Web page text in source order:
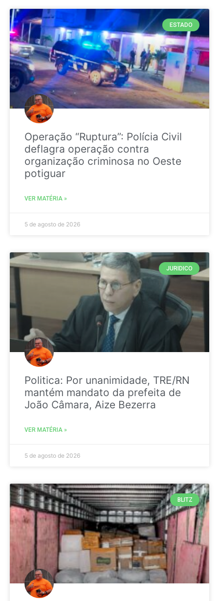
ESTADO
Operação “Ruptura”: Polícia Civil
deflagra operação contra
organização criminosa no Oeste
potiguar
VER MATÉRIA »
5 de agosto de 2026
JURIDICO
Politica: Por unanimidade, TRE/RN
mantém mandato da prefeita de
João Câmara, Aize Bezerra
VER MATÉRIA »
5 de agosto de 2026
BLITZ